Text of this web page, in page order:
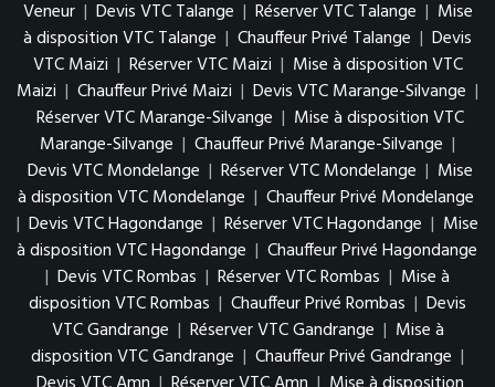
Veneur | Devis VTC Talange | Réserver VTC Talange | Mise
à disposition VTC Talange | Chauffeur Privé Talange | Devis
VTC Maizi | Réserver VTC Maizi | Mise à disposition VTC
Maizi | Chauffeur Privé Maizi | Devis VTC Marange-Silvange |
Réserver VTC Marange-Silvange | Mise à disposition VTC
Marange-Silvange | Chauffeur Privé Marange-Silvange |
Devis VTC Mondelange | Réserver VTC Mondelange | Mise
à disposition VTC Mondelange | Chauffeur Privé Mondelange
| Devis VTC Hagondange | Réserver VTC Hagondange | Mise
à disposition VTC Hagondange | Chauffeur Privé Hagondange
| Devis VTC Rombas | Réserver VTC Rombas | Mise à
disposition VTC Rombas | Chauffeur Privé Rombas | Devis
VTC Gandrange | Réserver VTC Gandrange | Mise à
disposition VTC Gandrange | Chauffeur Privé Gandrange |